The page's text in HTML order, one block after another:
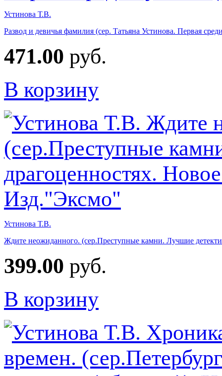
Устинова Т.В.
Развод и девичья фамилия (сер. Татьяна Устинова. Первая
471.00 руб.
В корзину
Устинова Т.В.
Ждите неожиданного. (сер.Преступные камни. Лучшие
399.00 руб.
В корзину